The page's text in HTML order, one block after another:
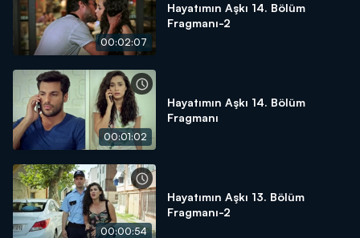
00:02:07
Hayatımın Aşkı 14. Bölüm
Fragmanı-2
00:01:02
Hayatımın Aşkı 14. Bölüm
Fragmanı
00:00:54
Hayatımın Aşkı 13. Bölüm
Fragmanı-2